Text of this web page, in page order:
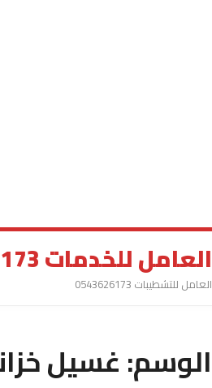
العامل للخدمات 0543626173
العامل للتشطيبات 0543626173
الوسم:غسيل